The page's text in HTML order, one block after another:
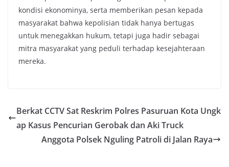
kondisi ekonominya, serta memberikan pesan kepada
masyarakat bahwa kepolisian tidak hanya bertugas
untuk menegakkan hukum, tetapi juga hadir sebagai
mitra masyarakat yang peduli terhadap kesejahteraan
mereka.
Berkat CCTV Sat Reskrim Polres Pasuruan Kota Ungk
ap Kasus Pencurian Gerobak dan Aki Truck
Anggota Polsek Nguling Patroli di Jalan Raya